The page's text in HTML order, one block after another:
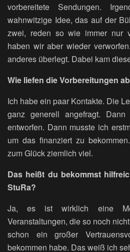
vorbereitete Sendungen.
wahnwitzige Idee, das auf der
zwei, reden so wie immer nur
haben wir aber wieder
anderes überlegt. Dabei kam
Wie liefen die Vorbereitungen
Ich habe ein paar Kontakte. Die
ganz generell angefragt.
entworfen. Dann musste ich
um das finanziert zu
zum Glück ziemlich viel.
Das heißt du bekommst
StuRa?
Ja, es ist wirklich eine
Veranstaltungen, die so noch
schon ein großer
bekommen habe. Das weiß ich